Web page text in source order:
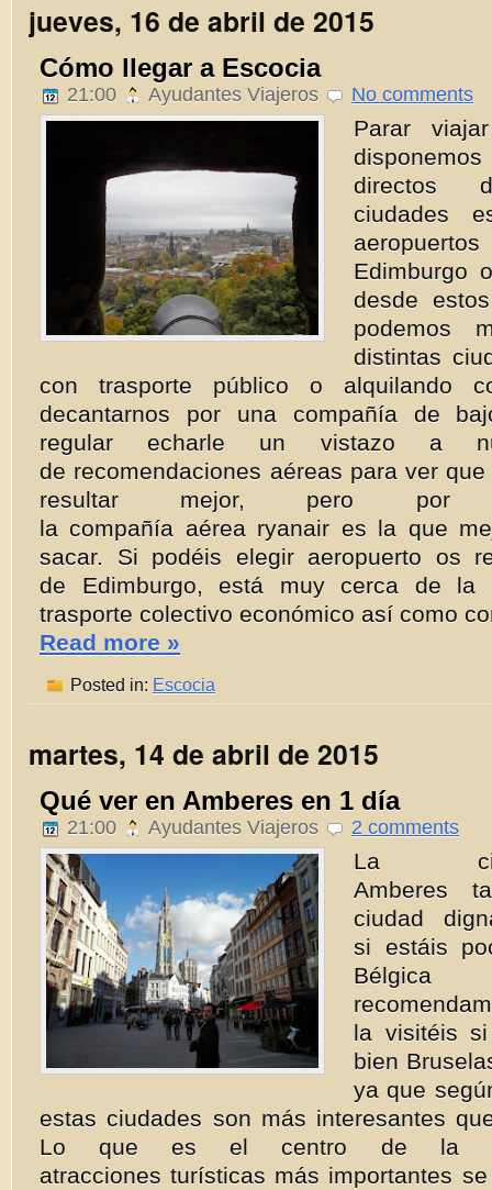
jueves, 16 de abril de 2015
Cómo llegar a Escocia
21:00 Ayudantes Viajeros No comments
Parar
directos
ciudades
Edimburgo
desde
podemos
distintas
con trasporte público o alquilando
decantarnos por una compañía de
regular echarle un vistazo a
de recomendaciones aéreas para ver
resultar mejor, pero por
la compañía aérea ryanair es la que
sacar. Si podéis elegir aeropuerto os
de Edimburgo, está muy cerca de la
trasporte colectivo económico así como
Read more »
Posted in: Escocia
martes, 14 de abril de 2015
Qué ver en Amberes en 1 día
21:00 Ayudantes Viajeros 2 comments
La
Amberes
ciudad
si estáis
la visitéis
bien
ya que
estas ciudades son más interesantes
Lo que es el centro de la
atracciones turísticas más importantes